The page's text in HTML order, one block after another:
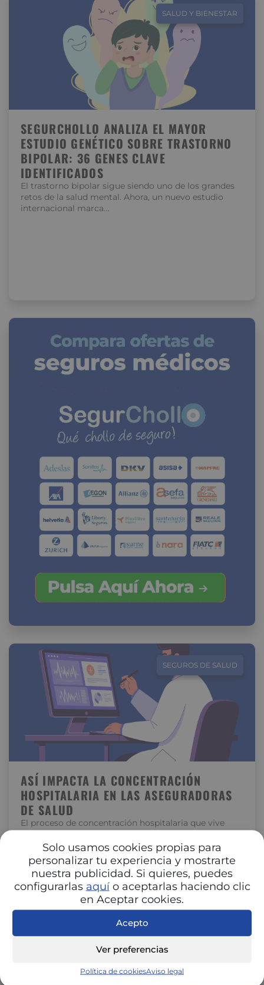
Solo usamos cookies propias para
personalizar tu experiencia y mostrarte
nuestra publicidad. Si quieres, puedes
configurarlas aquío aceptarlas haciendo clic
en Aceptar cookies.
Acepto
Ver preferencias
Política de cookiesAviso legal
SALUD Y BIENESTAR
SEGURCHOLLO ANALIZA EL MAYOR
ESTUDIO GENÉTICO SOBRE TRASTORNO
BIPOLAR: 36 GENES CLAVE
IDENTIFICADOS
El trastorno bipolar sigue siendo uno de los grandes
retos de la salud mental. Ahora, un nuevo estudio
internacional marca…
SEGUROS DE SALUD
ASÍ IMPACTA LA CONCENTRACIÓN
HOSPITALARIA EN LAS ASEGURADORAS
DE SALUD
El proceso de concentración hospitalaria que vive
España está transformando la relación entre
hospitales y aseguradoras. La unión de centros…